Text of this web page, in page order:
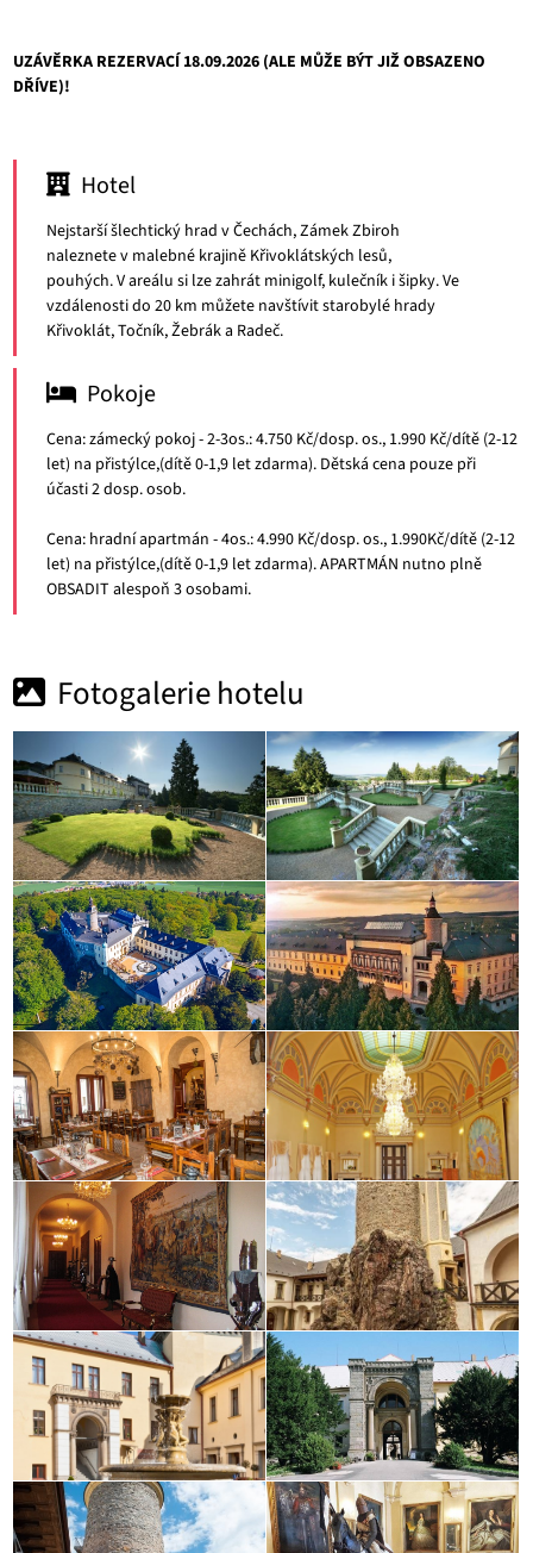
UZÁVĚRKA REZERVACÍ 18.09.2026 (ALE MŮŽE BÝT JIŽ OBSAZENO
DŘÍVE)!
Hotel
Nejstarší šlechtický hrad v Čechách, Zámek Zbiroh
naleznete v malebné krajině Křivoklátských lesů,
pouhých. V areálu si lze zahrát minigolf, kulečník i šipky. Ve
vzdálenosti do 20 km můžete navštívit starobylé hrady
Křivoklát, Točník, Žebrák a Radeč.
Pokoje
Cena: zámecký pokoj - 2-3os.: 4.750 Kč/dosp. os., 1.990 Kč/dítě (2-12
let) na přistýlce,(dítě 0-1,9 let zdarma). Dětská cena pouze při
účasti 2 dosp. osob.
Cena: hradní apartmán - 4os.: 4.990 Kč/dosp. os., 1.990Kč/dítě (2-12
let) na přistýlce,(dítě 0-1,9 let zdarma). APARTMÁN nutno plně
OBSADIT alespoň 3 osobami.
Fotogalerie hotelu